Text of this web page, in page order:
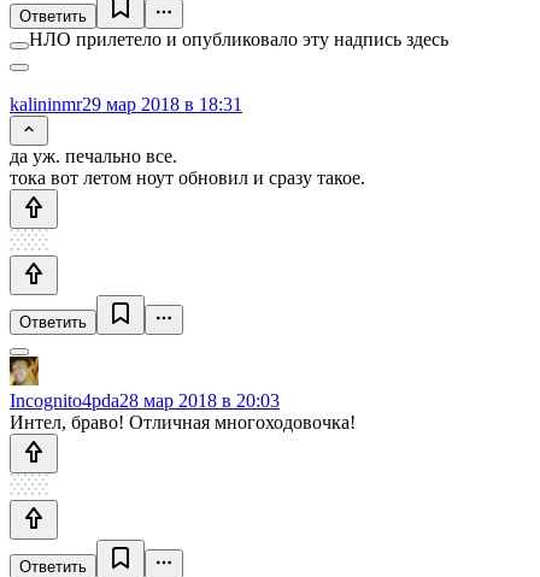
Ответить
НЛО прилетело и опубликовало эту надпись здесь
kalininmr29 мар 2018 в 18:31
да уж. печально все.
тока вот летом ноут обновил и сразу такое.
Ответить
Incognito4pda28 мар 2018 в 20:03
Интел, браво! Отличная многоходовочка!
Ответить